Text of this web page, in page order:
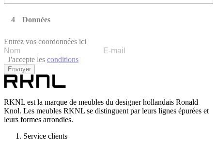
Données
Entrez vos coordonnées ici
J'accepte les conditions
Envoyer
RKNL est la marque de meubles du designer hollandais Ronald
Knol. Les meubles RKNL se distinguent par leurs lignes épurées et
leurs formes arrondies.
Service clients